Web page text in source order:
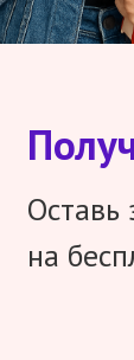
Оставь
на